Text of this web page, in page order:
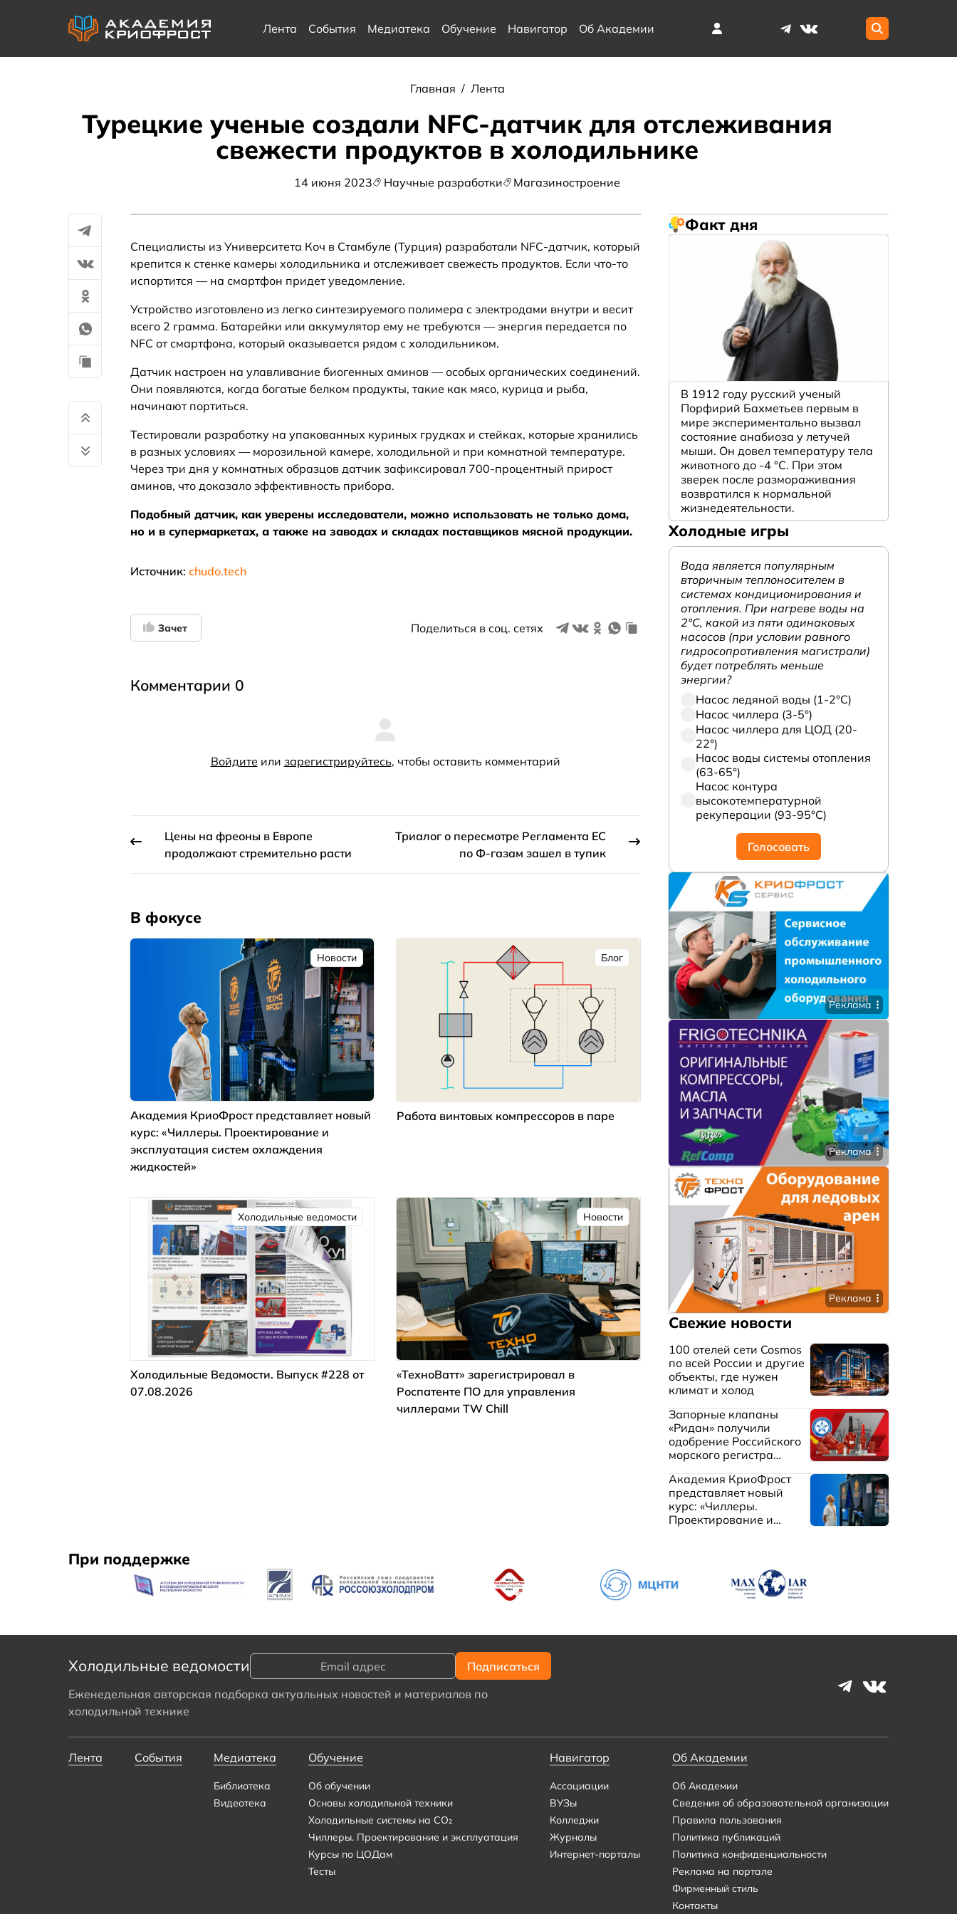
Лента События Медиатека Обучение Навигатор Об Академии
Главная / Лента
Турецкие ученые создали NFC-датчик для отслеживания
свежести продуктов в холодильнике
14 июня 2023 Научные разработки Магазиностроение
Специалисты из Университета Коч в Стамбуле (Турция) разработали NFC-датчик, который
крепится к стенке камеры холодильника и отслеживает свежесть продуктов. Если что-то
испортится — на смартфон придет уведомление.
Устройство изготовлено из легко синтезируемого полимера с электродами внутри и весит
всего 2 грамма. Батарейки или аккумулятор ему не требуются — энергия передается по
NFC от смартфона, который оказывается рядом с холодильником.
Датчик настроен на улавливание биогенных аминов — особых органических соединений.
Они появляются, когда богатые белком продукты, такие как мясо, курица и рыба,
начинают портиться.
Тестировали разработку на упакованных куриных грудках и стейках, которые хранились
в разных условиях — морозильной камере, холодильной и при комнатной температуре.
Через три дня у комнатных образцов датчик зафиксировал 700-процентный прирост
аминов, что доказало эффективность прибора.
Подобный датчик, как уверены исследователи, можно использовать не только дома,
но и в супермаркетах, а также на заводах и складах поставщиков мясной продукции.
Источник: chudo.tech
Зачет Поделиться в соц. сетях
Комментарии 0
Войдите или зарегистрируйтесь, чтобы оставить комментарий
Цены на фреоны в Европе
продолжают стремительно расти
Триалог о пересмотре Регламента ЕС
по Ф-газам зашел в тупик
В фокусе
Новости
Академия КриоФрост представляет новый
курс: «Чиллеры. Проектирование и
эксплуатация систем охлаждения
жидкостей»
Блог
Работа винтовых компрессоров в паре
Холодильные ведомости
Холодильные Ведомости. Выпуск #228 от
07.08.2026
Новости
«ТехноВатт» зарегистрировал в
Роспатенте ПО для управления
чиллерами TW Chill
Факт дня
В 1912 году русский ученый
Порфирий Бахметьев первым в
мире экспериментально вызвал
состояние анабиоза у летучей
мыши. Он довел температуру тела
животного до -4 °C. При этом
зверек после размораживания
возвратился к нормальной
жизнедеятельности.
Холодные игры
Вода является популярным
вторичным теплоносителем в
системах кондиционирования и
отопления. При нагреве воды на
2°С, какой из пяти одинаковых
насосов (при условии равного
гидросопротивления магистрали)
будет потреблять меньше
энергии?
Насос ледяной воды (1-2°С)
Насос чиллера (3-5°)
Насос чиллера для ЦОД (20-
22°)
Насос воды системы отопления
(63-65°)
Насос контура
высокотемпературной
рекуперации (93-95°С)
Голосовать
Реклама
Реклама
Реклама
Свежие новости
100 отелей сети Cosmos
по всей России и другие
объекты, где нужен
климат и холод
Запорные клапаны
«Ридан» получили
одобрение Российского
морского регистра
Академия КриоФрост
представляет новый
курс: «Чиллеры.
Проектирование и
При поддержке
Холодильные ведомости
Еженедельная авторская подборка актуальных новостей и материалов по
холодильной технике
Лента События Медиатека
Библиотека
Видеотека
Обучение
Об обучении
Основы холодильной техники
Холодильные системы на CO₂
Чиллеры. Проектирование и эксплуатация
Курсы по ЦОДам
Тесты
Навигатор
Ассоциации
ВУЗы
Колледжи
Журналы
Интернет-порталы
Об Академии
Об Академии
Сведения об образовательной организации
Правила пользования
Политика публикаций
Политика конфиденциальности
Реклама на портале
Фирменный стиль
Контакты